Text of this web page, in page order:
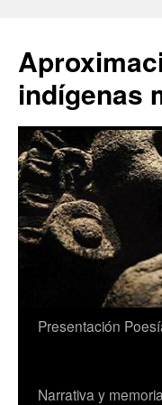
contenido
indígenas
Presentación
Narrativa y